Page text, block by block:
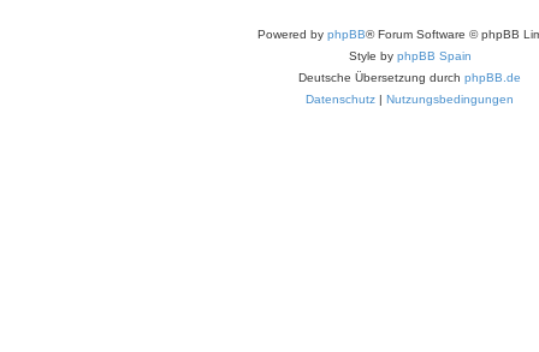
Powered by phpBB® Forum Software © phpBB
Style by phpBB Spain
Deutsche Übersetzung durch phpBB.de
Datenschutz | Nutzungsbedingungen